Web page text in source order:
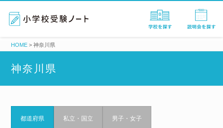
HOME >神奈川県
神奈川県
都道府県 私立・国立 男子・女子